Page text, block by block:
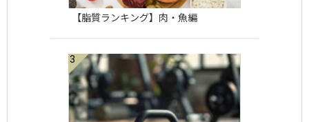
【脂質ランキング】肉・魚編